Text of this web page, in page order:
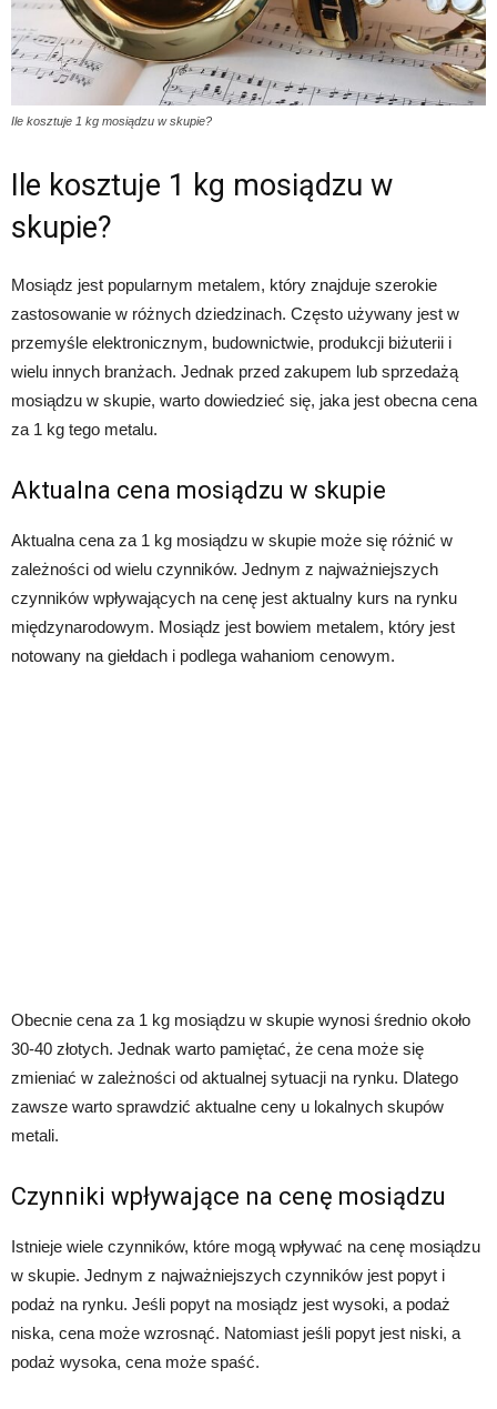
Ile kosztuje 1 kg mosiądzu w skupie?
Ile kosztuje 1 kg mosiądzu w
skupie?
Mosiądz jest popularnym metalem, który znajduje szerokie
zastosowanie w różnych dziedzinach. Często używany jest w
przemyśle elektronicznym, budownictwie, produkcji biżuterii i
wielu innych branżach. Jednak przed zakupem lub sprzedażą
mosiądzu w skupie, warto dowiedzieć się, jaka jest obecna cena
za 1 kg tego metalu.
Aktualna cena mosiądzu w skupie
Aktualna cena za 1 kg mosiądzu w skupie może się różnić w
zależności od wielu czynników. Jednym z najważniejszych
czynników wpływających na cenę jest aktualny kurs na rynku
międzynarodowym. Mosiądz jest bowiem metalem, który jest
notowany na giełdach i podlega wahaniom cenowym.
Obecnie cena za 1 kg mosiądzu w skupie wynosi średnio około
30-40 złotych. Jednak warto pamiętać, że cena może się
zmieniać w zależności od aktualnej sytuacji na rynku. Dlatego
zawsze warto sprawdzić aktualne ceny u lokalnych skupów
metali.
Czynniki wpływające na cenę mosiądzu
Istnieje wiele czynników, które mogą wpływać na cenę mosiądzu
w skupie. Jednym z najważniejszych czynników jest popyt i
podaż na rynku. Jeśli popyt na mosiądz jest wysoki, a podaż
niska, cena może wzrosnąć. Natomiast jeśli popyt jest niski, a
podaż wysoka, cena może spaść.